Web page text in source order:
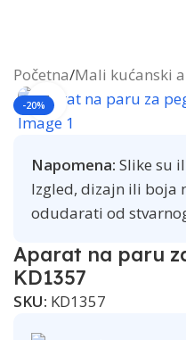
Početna/Mali kućanski
-20% Click to enlarge
Napomena: Slike su
Izgled, dizajn ili boja
odudarati od
Aparat na paru
KD1357
SKU: KD1357